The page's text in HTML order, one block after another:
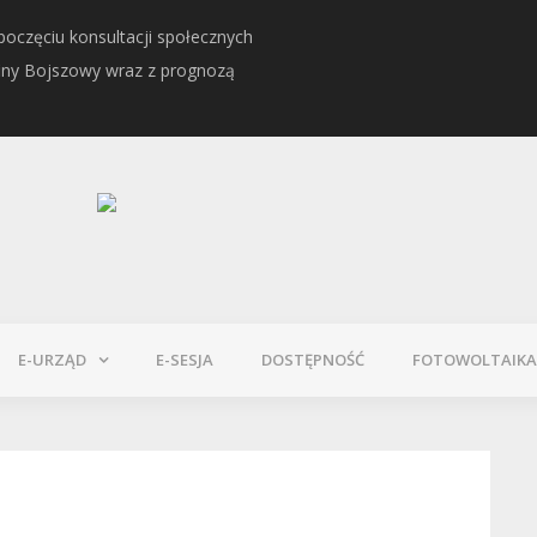
konsultacji społecznych
Bojszowy wraz z prognozą
E-URZĄD E-SESJA DOSTĘPNOŚĆ FOTOWOLTAIKA